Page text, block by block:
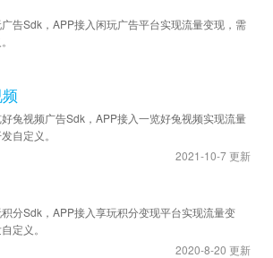
告Sdk，APP接入闲玩广告平台实现流量变现，需
兔视频广告Sdk，APP接入一览好兔视频实现流量
自定义。
2021-10-7 更新
分Sdk，APP接入享玩积分变现平台实现流量变
定义。
2020-8-20 更新